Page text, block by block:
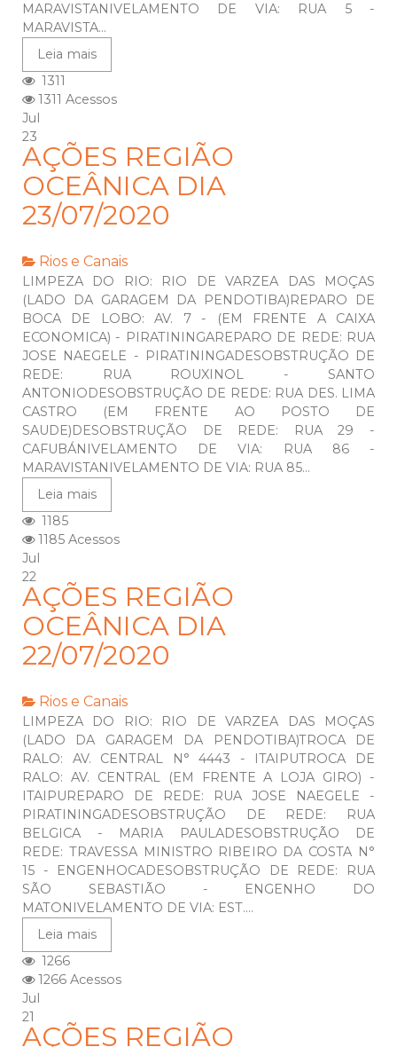
MARAVISTANIVELAMENTO DE VIA: RUA 5 -
MARAVISTA...
Leia mais
1311
1311 Acessos
Jul
23
AÇÕES REGIÃO
OCEÂNICA DIA
23/07/2020
Rios e Canais
LIMPEZA DO RIO: RIO DE VARZEA DAS MOÇAS
(LADO DA GARAGEM DA PENDOTIBA)REPARO DE
BOCA DE LOBO: AV. 7 - (EM FRENTE A CAIXA
ECONOMICA) - PIRATININGAREPARO DE REDE: RUA
JOSE NAEGELE - PIRATININGADESOBSTRUÇÃO DE
REDE: RUA ROUXINOL - SANTO
ANTONIODESOBSTRUÇÃO DE REDE: RUA DES. LIMA
CASTRO (EM FRENTE AO POSTO DE
SAUDE)DESOBSTRUÇÃO DE REDE: RUA 29 -
CAFUBÁNIVELAMENTO DE VIA: RUA 86 -
MARAVISTANIVELAMENTO DE VIA: RUA 85...
Leia mais
1185
1185 Acessos
Jul
22
AÇÕES REGIÃO
OCEÂNICA DIA
22/07/2020
Rios e Canais
LIMPEZA DO RIO: RIO DE VARZEA DAS MOÇAS
(LADO DA GARAGEM DA PENDOTIBA)TROCA DE
RALO: AV. CENTRAL N° 4443 - ITAIPUTROCA DE
RALO: AV. CENTRAL (EM FRENTE A LOJA GIRO) -
ITAIPUREPARO DE REDE: RUA JOSE NAEGELE -
PIRATININGADESOBSTRUÇÃO DE REDE: RUA
BELGICA - MARIA PAULADESOBSTRUÇÃO DE
REDE: TRAVESSA MINISTRO RIBEIRO DA COSTA N°
15 - ENGENHOCADESOBSTRUÇÃO DE REDE: RUA
SÃO SEBASTIÃO - ENGENHO DO
MATONIVELAMENTO DE VIA: EST....
Leia mais
1266
1266 Acessos
Jul
21
AÇÕES REGIÃO